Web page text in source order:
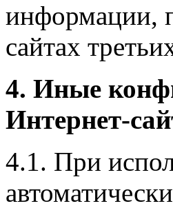
информации,
сайтах
4. Иные
Интернет-
4.1. При